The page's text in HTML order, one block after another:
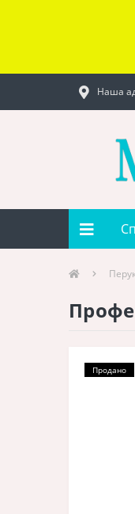
Наша
Продано